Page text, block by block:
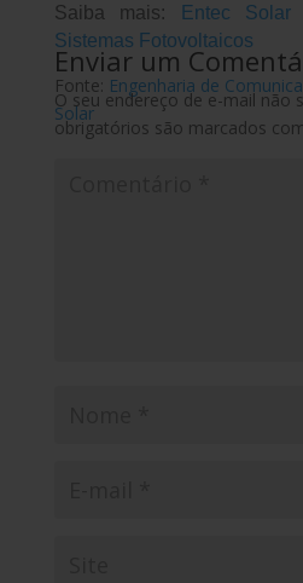
Saiba mais:
Entec
Sistemas Fotovoltaicos
Fonte: Engenharia de
Solar
Enviar um
O seu endereço de e-mail não
obrigatórios são marcados